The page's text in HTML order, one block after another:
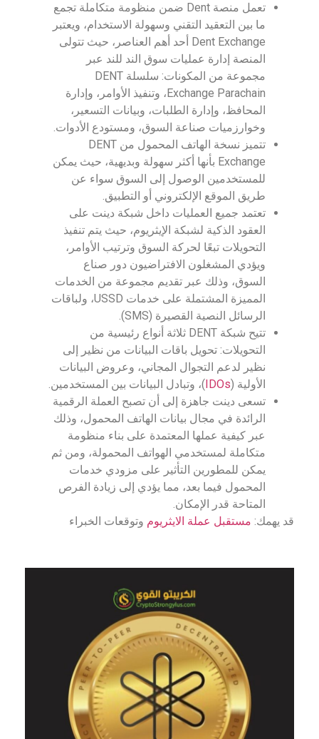
تعمل منصة Dent ضمن منظومة متكاملة تجمع
ما بين التعقيد التقني وسهولة الاستخدام، ويعتبر
Dent Exchange أحد أهم العناصر، حيث تتولى
المنصة إدارة عمليات سوق الند للند عبر
مجموعة من المكونات: سلسلة DENT
Exchange Parachain، وتنفيذ الأوامر، وإدارة
المحافظ، وإدارة الطلبات، وبيانات التسعير،
وخوارزميات صناعة السوق، ومستودع الأدوات.
تتميز نسخة الهاتف المحمول من DENT
Exchange بأنها أكثر سهولة وبديهية، حيث يمكن
للمستخدمين الوصول إلى السوق سواء عن
طريق الموقع الإلكتروني أو التطبيق.
تعتمد جميع العمليات داخل شبكة دينت على
العقود الذكية لشبكة الإيثريوم، حيث يتم تنفيذ
التحويلات تبعًا لحركة السوق وترتيب الأوامر،
ويؤدي المشغلون الافتراضيون دور صناع
السوق، وذلك عبر تقديم مجموعة من الخدمات
المميزة المشتملة على خدمات USSD، ولباقات
الرسائل النصية القصيرة (SMS).
تتيح شبكة DENT ثلاثة أنواع رئيسية من
التحويلات: تحويل باقات البيانات من نظير إلى
نظير لدعم التجوال المجاني، وعروض البيانات
الأولية (IDOs )، وتبادل البيانات بين المستخدمين.
تسعى دينت جاهزة إلى أن تصبح العملة الرقمية
الرائدة في مجال بيانات الهاتف المحمول، وذلك
عبر كيفية عملها المعتمدة على بناء منظومة
متكاملة لمستخدمي الهواتف المحمولة، ومن ثم
يمكن للمطورين التأثير على مزودي خدمات
المحمول فيما بعد، مما يؤدي إلى زيادة الفرص
المتاحة قدر الإمكان.
قد يهمك: مستقبل عملة الايثريوم وتوقعات الخبراء